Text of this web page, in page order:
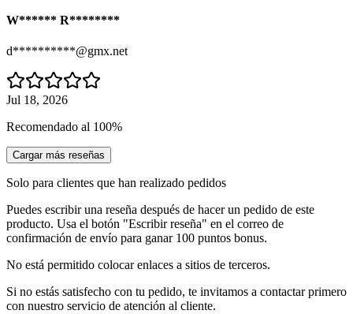
W****** R********
d**********@gmx.net
Jul 18, 2026
Recomendado al 100%
Cargar más reseñas
Solo para clientes que han realizado pedidos
Puedes escribir una reseña después de hacer un pedido de este
producto. Usa el botón "Escribir reseña" en el correo de
confirmación de envío para ganar 100 puntos bonus.
No está permitido colocar enlaces a sitios de terceros.
Si no estás satisfecho con tu pedido, te invitamos a contactar primero
con nuestro servicio de atención al cliente.